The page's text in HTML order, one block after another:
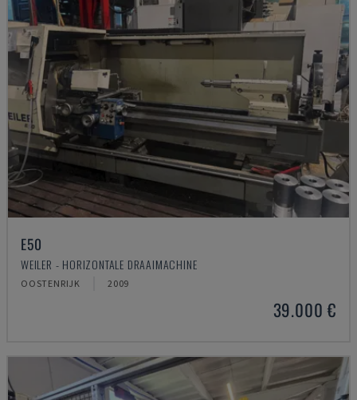
E50
WEILER - HORIZONTALE DRAAIMACHINE
OOSTENRIJK 2009
39.000 €